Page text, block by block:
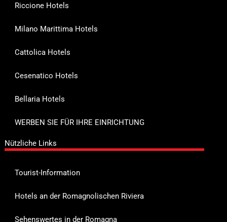
Riccione Hotels
Milano Marittima Hotels
Cattolica Hotels
Cesenatico Hotels
Bellaria Hotels
WERBEN SIE FÜR IHRE EINRICHTUNG
Nützliche Links
Tourist-Information
Hotels an der Romagnolischen Riviera
Sehenswertes in der Romagna